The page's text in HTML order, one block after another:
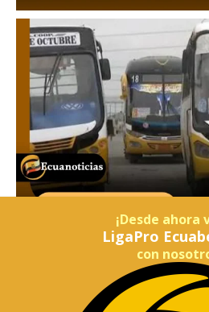
¡Desde ahora
LigaPro
con